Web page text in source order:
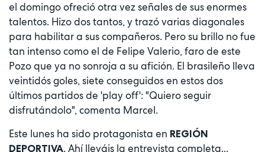
el domingo ofreció otra vez señales de sus enormes
talentos. Hizo dos tantos, y trazó varias diagonales
para habilitar a sus compañeros. Pero su brillo no fue
tan intenso como el de Felipe Valerio, faro de este
Pozo que ya no sonroja a su afición. El brasileño lleva
veintidós goles, siete conseguidos en estos dos
últimos partidos de 'play off': "Quiero seguir
disfrutándolo", comenta Marcel.
Este lunes ha sido protagonista en REGIÓN
DEPORTIVA. Ahí lleváis la entrevista completa...